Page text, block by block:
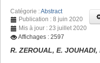
Catégorie :Abstract
Publication : 8 juin 2020
Mis à jour : 23 juillet 2020
Affichages : 2597
R. ZEROUAL, E.